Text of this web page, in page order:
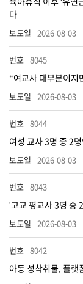
육아휴직 이후 '유연
다
2026-08-03
8045
“여교사 대부분이지
2026-08-03
8044
여성 교사 3명 중 2
2026-08-03
8043
'고교 평교사 3명 중
2026-08-03
8042
아동 성착취물, 플랫